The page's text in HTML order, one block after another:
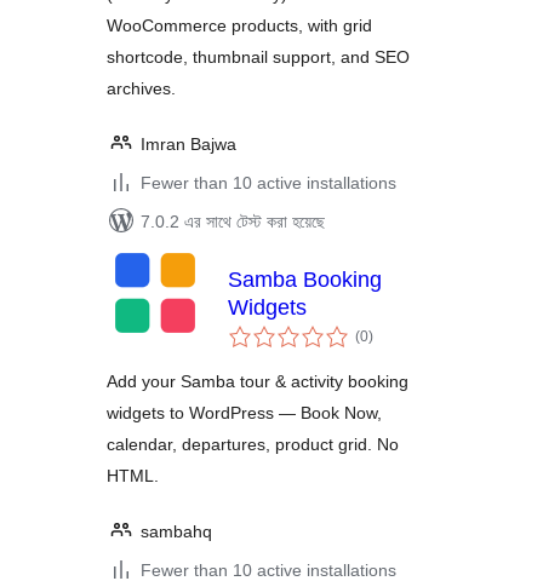
WooCommerce products, with grid
shortcode, thumbnail support, and SEO
archives.
Imran Bajwa
Fewer than 10 active installations
7.0.2 এর সাথে টেস্ট করা হয়েছে
Samba Booking
Widgets
(0total
ratings
)
Add your Samba tour & activity booking
widgets to WordPress — Book Now,
calendar, departures, product grid. No
HTML.
sambahq
Fewer than 10 active installations